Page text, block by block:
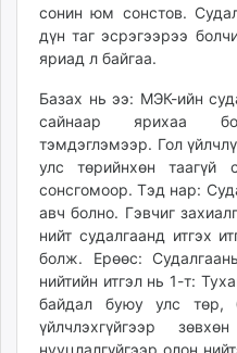
сонин юм сонстов.
дүн таг эсрэгээрээ
яриад л байгаа.
Базах нь ээ: МЭК-ийн
сайнаар ярихаа
тэмдэглэмээр. Гол
улс төрийнхөн таагүй
сонсгомоор. Тэд нар:
авч болно. Гэвчиг
нийт судалгаанд итгэх
болж. Ерөөс:
нийтийн итгэл нь 1-т:
байдал буюу улс төр,
үйлчлэхгүйгээр
нууцлалгүйгээр олон